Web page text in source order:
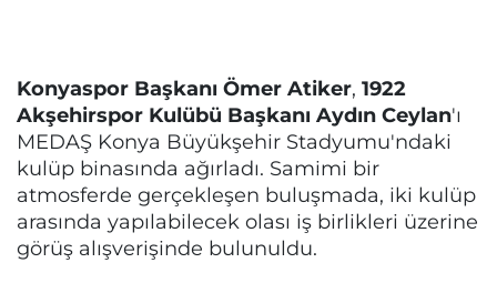
Konyaspor Başkanı Ömer Atiker, 1922
Akşehirspor Kulübü Başkanı Aydın Ceylan'ı
MEDAŞ Konya Büyükşehir Stadyumu'ndaki
kulüp binasında ağırladı. Samimi bir
atmosferde gerçekleşen buluşmada, iki kulüp
arasında yapılabilecek olası iş birlikleri üzerine
görüş alışverişinde bulunuldu.